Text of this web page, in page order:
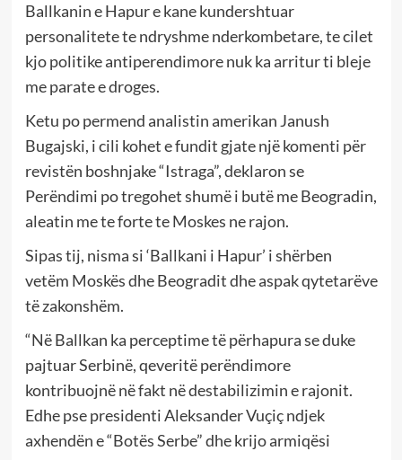
Ballkanin e Hapur e kane kundershtuar
personalitete te ndryshme nderkombetare, te cilet
kjo politike antiperendimore nuk ka arritur ti bleje
me parate e droges.
Ketu po permend analistin amerikan Janush
Bugajski, i cili kohet e fundit gjate një komenti për
revistën boshnjake “Istraga”, deklaron se
Perëndimi po tregohet shumë i butë me Beogradin,
aleatin me te forte te Moskes ne rajon.
Sipas tij, nisma si ‘Ballkani i Hapur’ i shërben
vetëm Moskës dhe Beogradit dhe aspak qytetarëve
të zakonshëm.
“Në Ballkan ka perceptime të përhapura se duke
pajtuar Serbinë, qeveritë perëndimore
kontribuojnë në fakt në destabilizimin e rajonit.
Edhe pse presidenti Aleksander Vuçiç ndjek
axhendën e “Botës Serbe” dhe krijo armiqësi